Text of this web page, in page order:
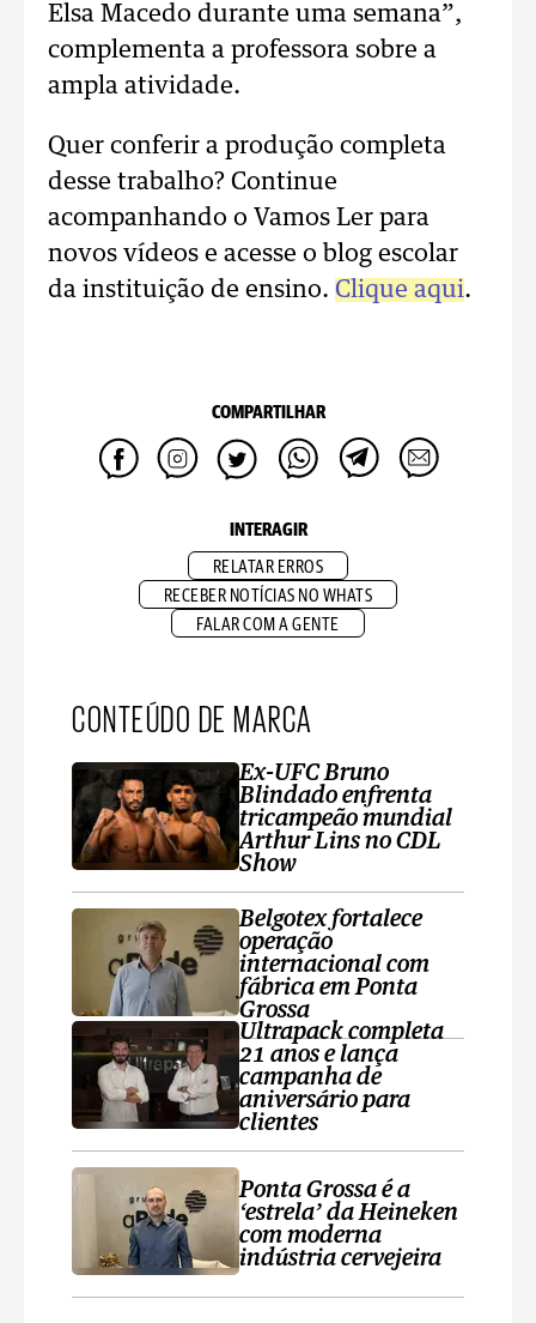
Elsa Macedo durante uma semana”,
complementa a professora sobre a
ampla atividade.
Quer conferir a produção completa
desse trabalho? Continue
acompanhando o Vamos Ler para
novos vídeos e acesse o blog escolar
da instituição de ensino. Clique aqui.
COMPARTILHAR
INTERAGIR
RELATAR ERROS
RECEBER NOTÍCIAS NO WHATS
FALAR COM A GENTE
CONTEÚDO DE MARCA
Ex-UFC Bruno
Blindado enfrenta
tricampeão mundial
Arthur Lins no CDL
Show
Belgotex fortalece
operação
internacional com
fábrica em Ponta
Grossa
Ultrapack completa
21 anos e lança
campanha de
aniversário para
clientes
Ponta Grossa é a
‘estrela’ da Heineken
com moderna
indústria cervejeira